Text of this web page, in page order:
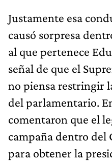
Justamente esa
causó sorpresa
al que pertenece
señal de que el
no piensa restringir
del parlamentario.
comentaron que el
campaña dentro del
para obtener la